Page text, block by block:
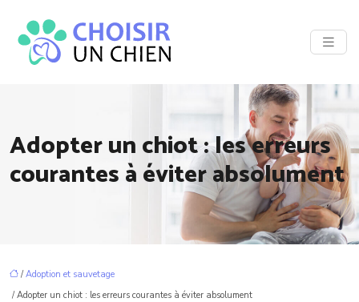
Adopter un chiot : les erreurs
courantes à éviter absolument
/Adoption et sauvetage
/ Adopter un chiot : les erreurs courantes à éviter absolument